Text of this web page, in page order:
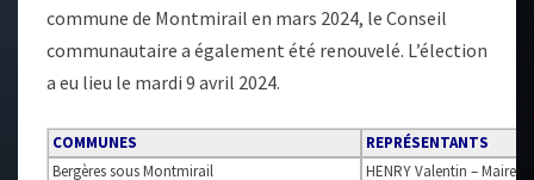
commune de Montmirail en mars 2024, le Conseil
communautaire a également été renouvelé. L’élection
a eu lieu le mardi 9 avril 2024.
COMMUNES
REPRÉSENTANTS
Bergères sous Montmirail
HENRY Valentin – Maire